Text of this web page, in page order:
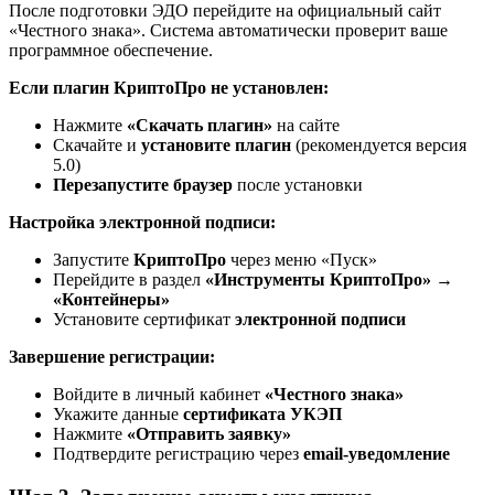
После подготовки ЭДО перейдите на официальный сайт
«Честного знака». Система автоматически проверит ваше
программное обеспечение.
Если плагин КриптоПро не установлен:
Нажмите «Скачать плагин» на сайте
Скачайте и установите плагин (рекомендуется версия
5.0)
Перезапустите браузер после установки
Настройка электронной подписи:
Запустите КриптоПро через меню «Пуск»
Перейдите в раздел «Инструменты КриптоПро» →
«Контейнеры»
Установите сертификат электронной подписи
Завершение регистрации:
Войдите в личный кабинет «Честного знака»
Укажите данные сертификата УКЭП
Нажмите «Отправить заявку»
Подтвердите регистрацию через email-уведомление